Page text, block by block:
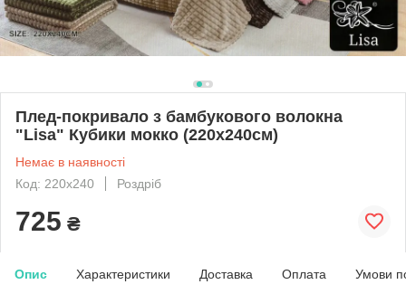
Плед-покривало з бамбукового волокна
"Lisa" Кубики мокко (220x240cм)
Немає в наявності
Код: 220x240
Роздріб
725 ₴
Опис Характеристики Доставка Оплата Умови